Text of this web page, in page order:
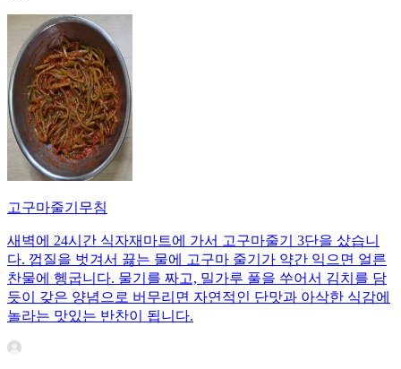
고구마줄기무침
새벽에 24시간 식자재마트에 가서 고구마줄기 3단을 샀습니
다. 껍질을 벗겨서 끓는 물에 고구마 줄기가 약간 익으면 얼른
찬물에 헹굽니다. 물기를 짜고, 밀가루 풀을 쑤어서 김치를 담
듯이 갖은 양념으로 버무리면 자연적인 단맛과 아삭한 식감에
놀라는 맛있는 반찬이 됩니다.